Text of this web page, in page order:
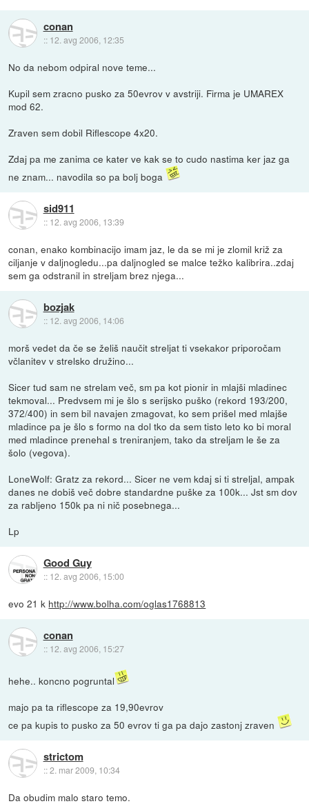
conan
:: 12. avg 2006, 12:35
No da nebom odpiral nove teme...
Kupil sem zracno pusko za 50evrov v avstriji. Firma je UMAREX
mod 62.
Zraven sem dobil Riflescope 4x20.
Zdaj pa me zanima ce kater ve kak se to cudo nastima ker jaz ga
ne znam... navodila so pa bolj boga
sid911
:: 12. avg 2006, 13:39
conan, enako kombinacijo imam jaz, le da se mi je zlomil križ za
ciljanje v daljnogledu...pa daljnogled se malce težko kalibrira..zdaj
sem ga odstranil in streljam brez njega...
bozjak
:: 12. avg 2006, 14:06
morš vedet da če se želiš naučit streljat ti vsekakor priporočam
včlanitev v strelsko družino...
Sicer tud sam ne strelam več, sm pa kot pionir in mlajši mladinec
tekmoval... Predvsem mi je šlo s serijsko puško (rekord 193/200,
372/400) in sem bil navajen zmagovat, ko sem prišel med mlajše
mladince pa je šlo s formo na dol tko da sem tisto leto ko bi moral
med mladince prenehal s treniranjem, tako da streljam le še za
šolo (vegova).
LoneWolf: Gratz za rekord... Sicer ne vem kdaj si ti streljal, ampak
danes ne dobiš več dobre standardne puške za 100k... Jst sm dov
za rabljeno 150k pa ni nič posebnega...
Lp
Good Guy
:: 12. avg 2006, 15:00
evo 21 k http://www.bolha.com/oglas1768813
conan
:: 12. avg 2006, 15:27
hehe.. koncno pogruntal
majo pa ta riflescope za 19,90evrov
ce pa kupis to pusko za 50 evrov ti ga pa dajo zastonj zraven
strictom
::2. mar 2009, 10:34
Da obudim malo staro temo.